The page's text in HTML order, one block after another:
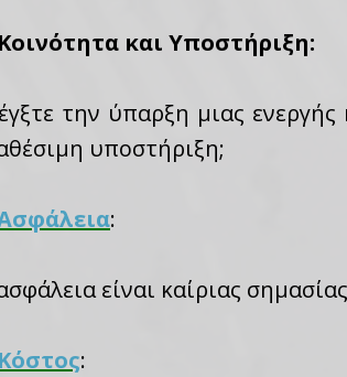
Κοινότητα και Υποστήριξη:
την ύπαρξη μιας
υποστήριξη;
:
είναι καίριας
Κόστος: